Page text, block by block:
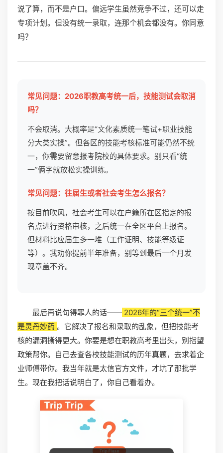
说了算，而不是户口。偏远学生虽然竞争不过，还可以走
专项计划。但没有统一录取，连那个机会都没有。你同意
吗？
常见问题：2026职教高考统一后，技能测试会取消
吗？
不会取消。大概率是“文化素质统一笔试+职业技能
分大类实操”。但各区的技能考核标准可能仍然不统
一，你需要留意报考院校的具体要求。别只看“统
一”俩字就放松实操训练。
常见问题：往届生或者社会考生怎么报名？
按目前吹风，社会考生可以在户籍所在区指定的报
名点进行资格审核，之后统一在全区平台上报名。
但材料比应届生多一堆（工作证明、技能等级证
等）。我劝你提前半年准备，别等到最后一个月发
现章盖不齐。
最后再说句得罪人的话—— 2026年的“三个统一”不
是灵丹妙药 。它解决了报名和录取的乱象，但把技能考
核的漏洞撕得更大。你要是想在职教高考里出头，别指望
政策帮你。自己去查各校技能测试的历年真题，去求着企
业师傅带你。我当年就是太信官方文件，才坑了那批学
生。现在我把话说明白了，你自己看着办。